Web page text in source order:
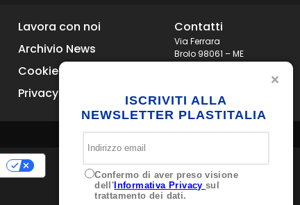
Lavora con noi
Archivio News
Cookie Policy
Privacy
Contatti
Via Ferrara
Brolo 98061 – ME
ISCRIVITI ALLA
NEWSLETTER PLASTITALIA
Confermo di aver preso visione
dell' Informativa Privacysul
trattamento dei dati.